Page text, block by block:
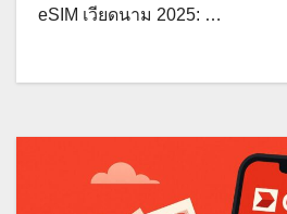
eSIM เวียดนาม 2025: …